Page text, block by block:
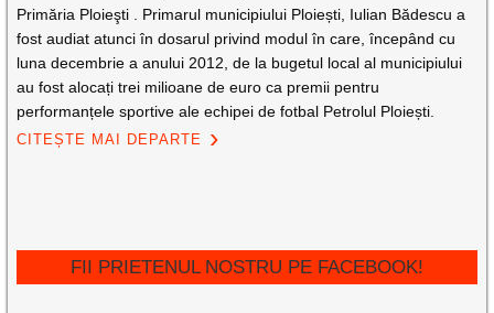
Primăria Ploieşti . Primarul municipiului Ploiești, Iulian Bădescu a
fost audiat atunci în dosarul privind modul în care, începând cu
luna decembrie a anului 2012, de la bugetul local al municipiului
au fost alocați trei milioane de euro ca premii pentru
performanțele sportive ale echipei de fotbal Petrolul Ploiești.
CITEȘTE MAI DEPARTE
FII PRIETENUL NOSTRU PE FACEBOOK!